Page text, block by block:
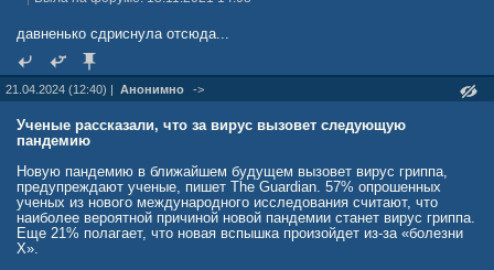
давненько сдриснула отсюда...
21.04.2024 (12:40) | Анонимно ->
Ученые рассказали, что за вирус вызовет следующую
пандемию
Новую пандемию в ближайшем будущем вызовет вирус гриппа,
предупреждают ученые, пишет The Guardian. 57% опрошенных
ученых из нового международного исследования считают, что
наиболее вероятной причиной новой пандемии станет вирус гриппа.
Еще 21% полагает, что новая вспышка произойдет из-за «болезни
X».